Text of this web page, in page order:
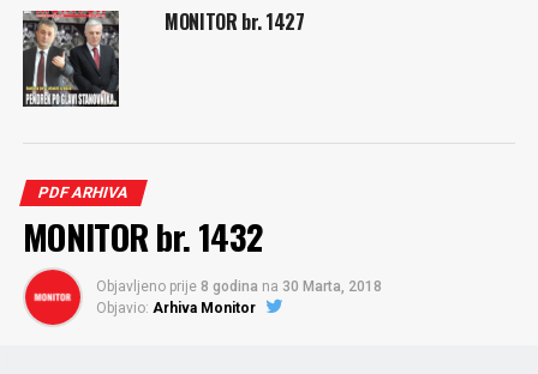
MONITOR br. 1427
PDF ARHIVA
MONITOR br. 1432
Objavljeno prije 8 godina na 30 Marta, 2018
Objavio: Arhiva Monitor